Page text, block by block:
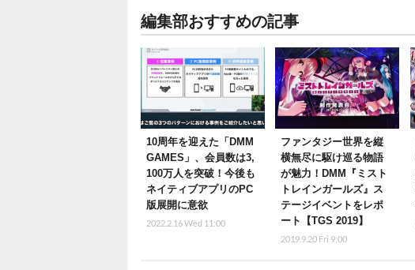
編集部おすすめの記事
10周年を迎えた「DMM
GAMES」、会員数は3,
100万人を突破！今後も
ネイティブアプリのPC
版展開に意欲
2022.2.16 Wed 11:00
ファンタジー世界を縦
横無尽に駆け巡る物語
が魅力！DMM『ミスト
トレインガールズ』ス
テージイベントをレポ
ート【TGS 2019】
2019.9.20 Fri 9:00